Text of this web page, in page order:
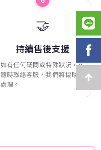
🤝
持續售後支援
如有任何疑問或特殊狀況，可
隨時聯絡客服，我們將協助您
處理。